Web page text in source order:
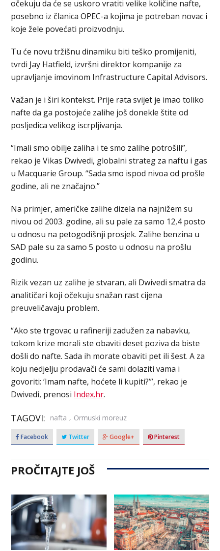
očekuju da će se uskoro vratiti velike količine nafte,
posebno iz članica OPEC-a kojima je potreban novac i
koje žele povećati proizvodnju.
Tu će novu tržišnu dinamiku biti teško promijeniti,
tvrdi Jay Hatfield, izvršni direktor kompanije za
upravljanje imovinom Infrastructure Capital Advisors.
Važan je i širi kontekst. Prije rata svijet je imao toliko
nafte da ga postojeće zalihe još donekle štite od
posljedica velikog iscrpljivanja.
“Imali smo obilje zaliha i te smo zalihe potrošili”,
rekao je Vikas Dwivedi, globalni strateg za naftu i gas
u Macquarie Group. “Sada smo ispod nivoa od prošle
godine, ali ne značajno.”
Na primjer, američke zalihe dizela na najnižem su
nivou od 2003. godine, ali su pale za samo 12,4 posto
u odnosu na petogodišnji prosjek. Zalihe benzina u
SAD pale su za samo 5 posto u odnosu na prošlu
godinu.
Rizik vezan uz zalihe je stvaran, ali Dwivedi smatra da
analitičari koji očekuju snažan rast cijena
preuveličavaju problem.
“Ako ste trgovac u rafineriji zadužen za nabavku,
tokom krize morali ste obaviti deset poziva da biste
došli do nafte. Sada ih morate obaviti pet ili šest. A za
koju nedjelju prodavači će sami dolaziti vama i
govoriti: ‘Imam nafte, hoćete li kupiti?’”, rekao je
Dwivedi, prenosi Index.hr.
TAGOVI: nafta , Ormuski moreuz
Facebook Twitter Google+ Pinterest
PROČITAJTE JOŠ